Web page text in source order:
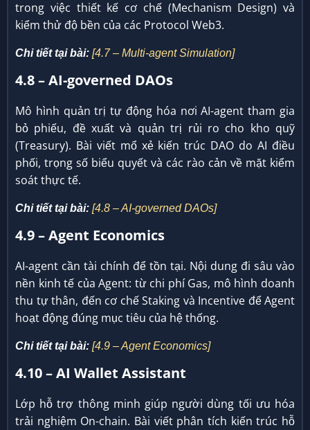
trong việc thiết kế cơ chế (Mechanism Design) và
kiểm thử độ bền của các Protocol Web3.
Chi tiết tại bài: [4.7 – Multi-agent Simulation]
4.8 – AI-governed DAOs
Mô hình quản trị tự động hóa nơi AI-agent tham gia
bỏ phiếu, đề xuất và quản trị rủi ro cho kho quỹ
(Treasury). Bài viết mổ xẻ kiến trúc DAO do AI điều
phối, trọng số biểu quyết và các rào cản về mặt kiểm
soát thực tế.
Chi tiết tại bài: [4.8 – AI-governed DAOs]
4.9 – Agent Economics
AI-agent cần tài chính để tồn tại. Nội dung đi sâu vào
nền kinh tế của Agent: từ chi phí Gas, mô hình doanh
thu tự thân, đến cơ chế Staking và Incentive để Agent
hoạt động đúng mục tiêu của hệ thống.
Chi tiết tại bài: [4.9 – Agent Economics]
4.10 – AI Wallet Assistant
Lớp hỗ trợ thông minh giúp người dùng tối ưu hóa
trải nghiệm On-chain. Bài viết phân tích kiến trúc hỗ